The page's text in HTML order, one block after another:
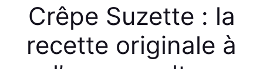
Crêpe Suzette : la
recette originale à